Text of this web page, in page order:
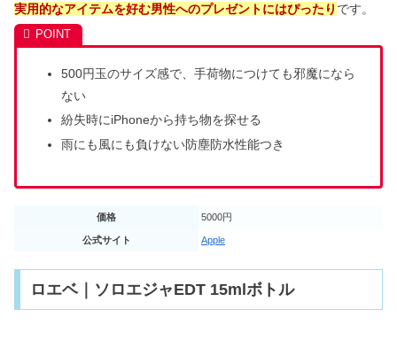
実用的なアイテムを好む男性へのプレゼントにはぴったり です。
500円玉のサイズ感で、手荷物につけても邪魔になら
ない
紛失時にiPhoneから持ち物を探せる
雨にも風にも負けない防塵防水性能つき
価格 5000円
公式サイト Apple
ロエベ｜ソロエジャEDT 15mlボトル